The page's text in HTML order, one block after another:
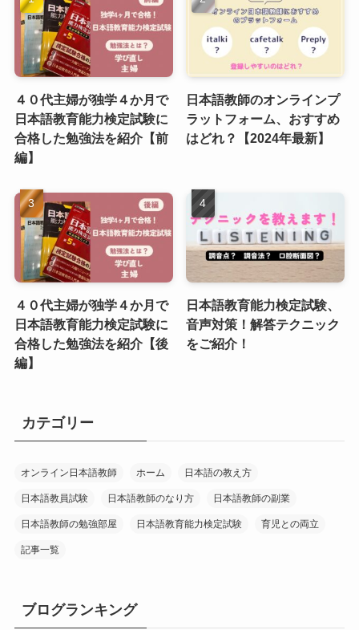
４０代主婦が独学４か月で
日本語教育能力検定試験に
合格した勉強法を紹介【前
編】
日本語教師のオンラインプ
ラットフォーム、おすすめ
はどれ？【2024年最新】
４０代主婦が独学４か月で
日本語教育能力検定試験に
合格した勉強法を紹介【後
編】
日本語教育能力検定試験、
音声対策！解答テクニック
をご紹介！
カテゴリー
オンライン日本語教師 ホーム 日本語の教え方
日本語教員試験 日本語教師のなり方 日本語教師の副業
日本語教師の勉強部屋 日本語教育能力検定試験 育児との両立
記事一覧
ブログランキング